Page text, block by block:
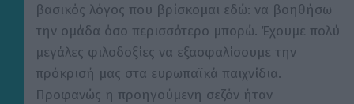
βασικός λόγος που βρίσκομαι εδώ: να βοηθήσω
την ομάδα όσο περισσότερο μπορώ. Έχουμε πολύ
μεγάλες φιλοδοξίες να εξασφαλίσουμε την
πρόκρισή μας στα ευρωπαϊκά παιχνίδια.
Προφανώς η προηγούμενη σεζόν ήταν